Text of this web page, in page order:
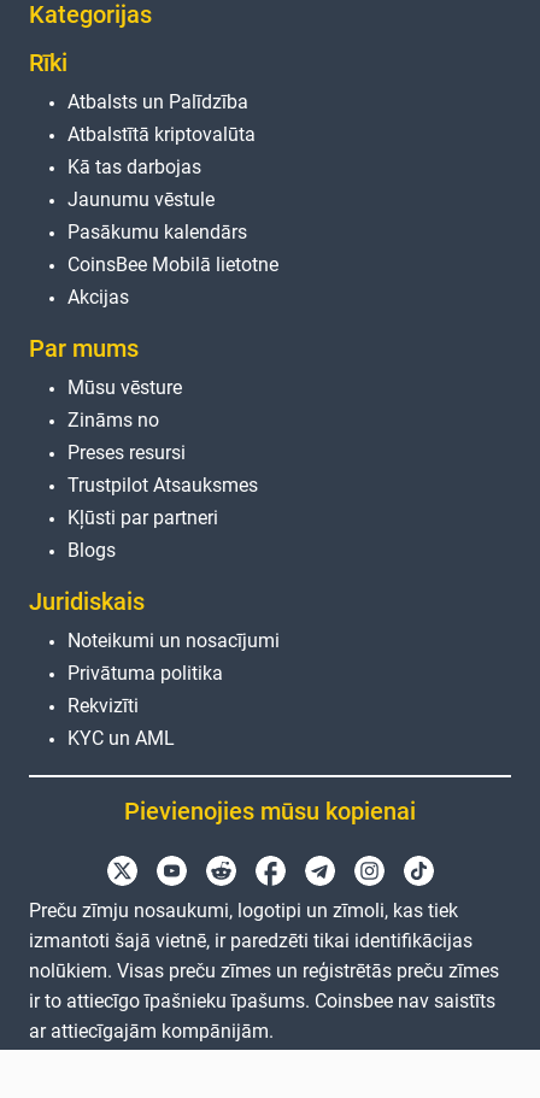
Kategorijas
Rīki
Atbalsts un Palīdzība
Atbalstītā kriptovalūta
Kā tas darbojas
Jaunumu vēstule
Pasākumu kalendārs
CoinsBee Mobilā lietotne
Akcijas
Par mums
Mūsu vēsture
Zināms no
Preses resursi
Trustpilot Atsauksmes
Kļūsti par partneri
Blogs
Juridiskais
Noteikumi un nosacījumi
Privātuma politika
Rekvizīti
KYC un AML
Pievienojies mūsu kopienai
Preču zīmju nosaukumi, logotipi un zīmoli, kas tiek
izmantoti šajā vietnē, ir paredzēti tikai identifikācijas
nolūkiem. Visas preču zīmes un reģistrētās preču zīmes
ir to attiecīgo īpašnieku īpašums. Coinsbee nav saistīts
ar attiecīgajām kompānijām.